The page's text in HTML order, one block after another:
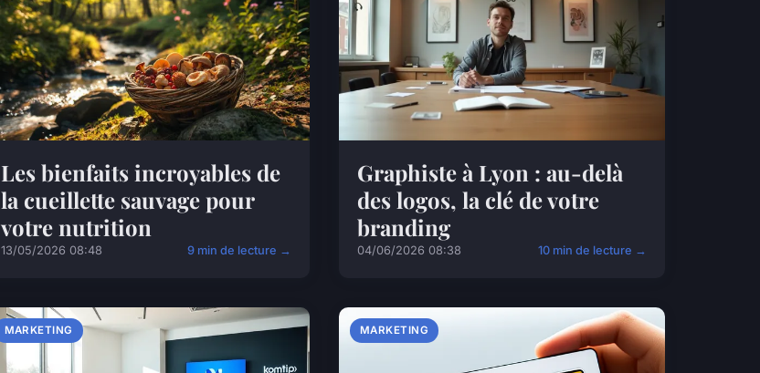
Les bienfaits incroyables de
la cueillette sauvage pour
votre nutrition
13/05/2026 08:48 9 min de lecture →
Graphiste à Lyon : au-delà
des logos, la clé de votre
branding
04/06/2026 08:38 10 min de lecture →
MARKETING MARKETING